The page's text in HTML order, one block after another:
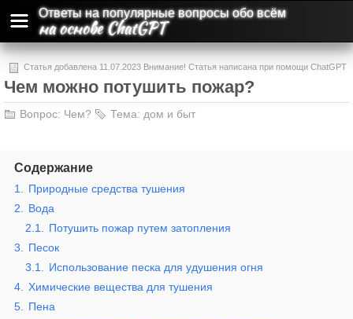
Ответы на популярные вопросы обо всём
на основе ChatGPT
Статья добавлена 11.07.2023 Внимание! Статья написана при помощи ChatGPT
и может содержать ошибки и неточности.
Чем можно потушить пожар?
Вопрос: Чем? Тема: дом и быт
Содержание
1.
Природные средства тушения
2.
Вода
2.1.
Потушить пожар путем затопления
3.
Песок
3.1.
Использование песка для удушения огня
4.
Химические вещества для тушения
5.
Пена